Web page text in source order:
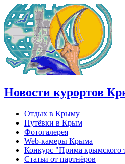
Новости курортов
Отдых в Крыму
Путёвки в Крым
Фотогалерея
Web-камеры Крыма
Конкурс "Прима крымского
Статьи от партнёров